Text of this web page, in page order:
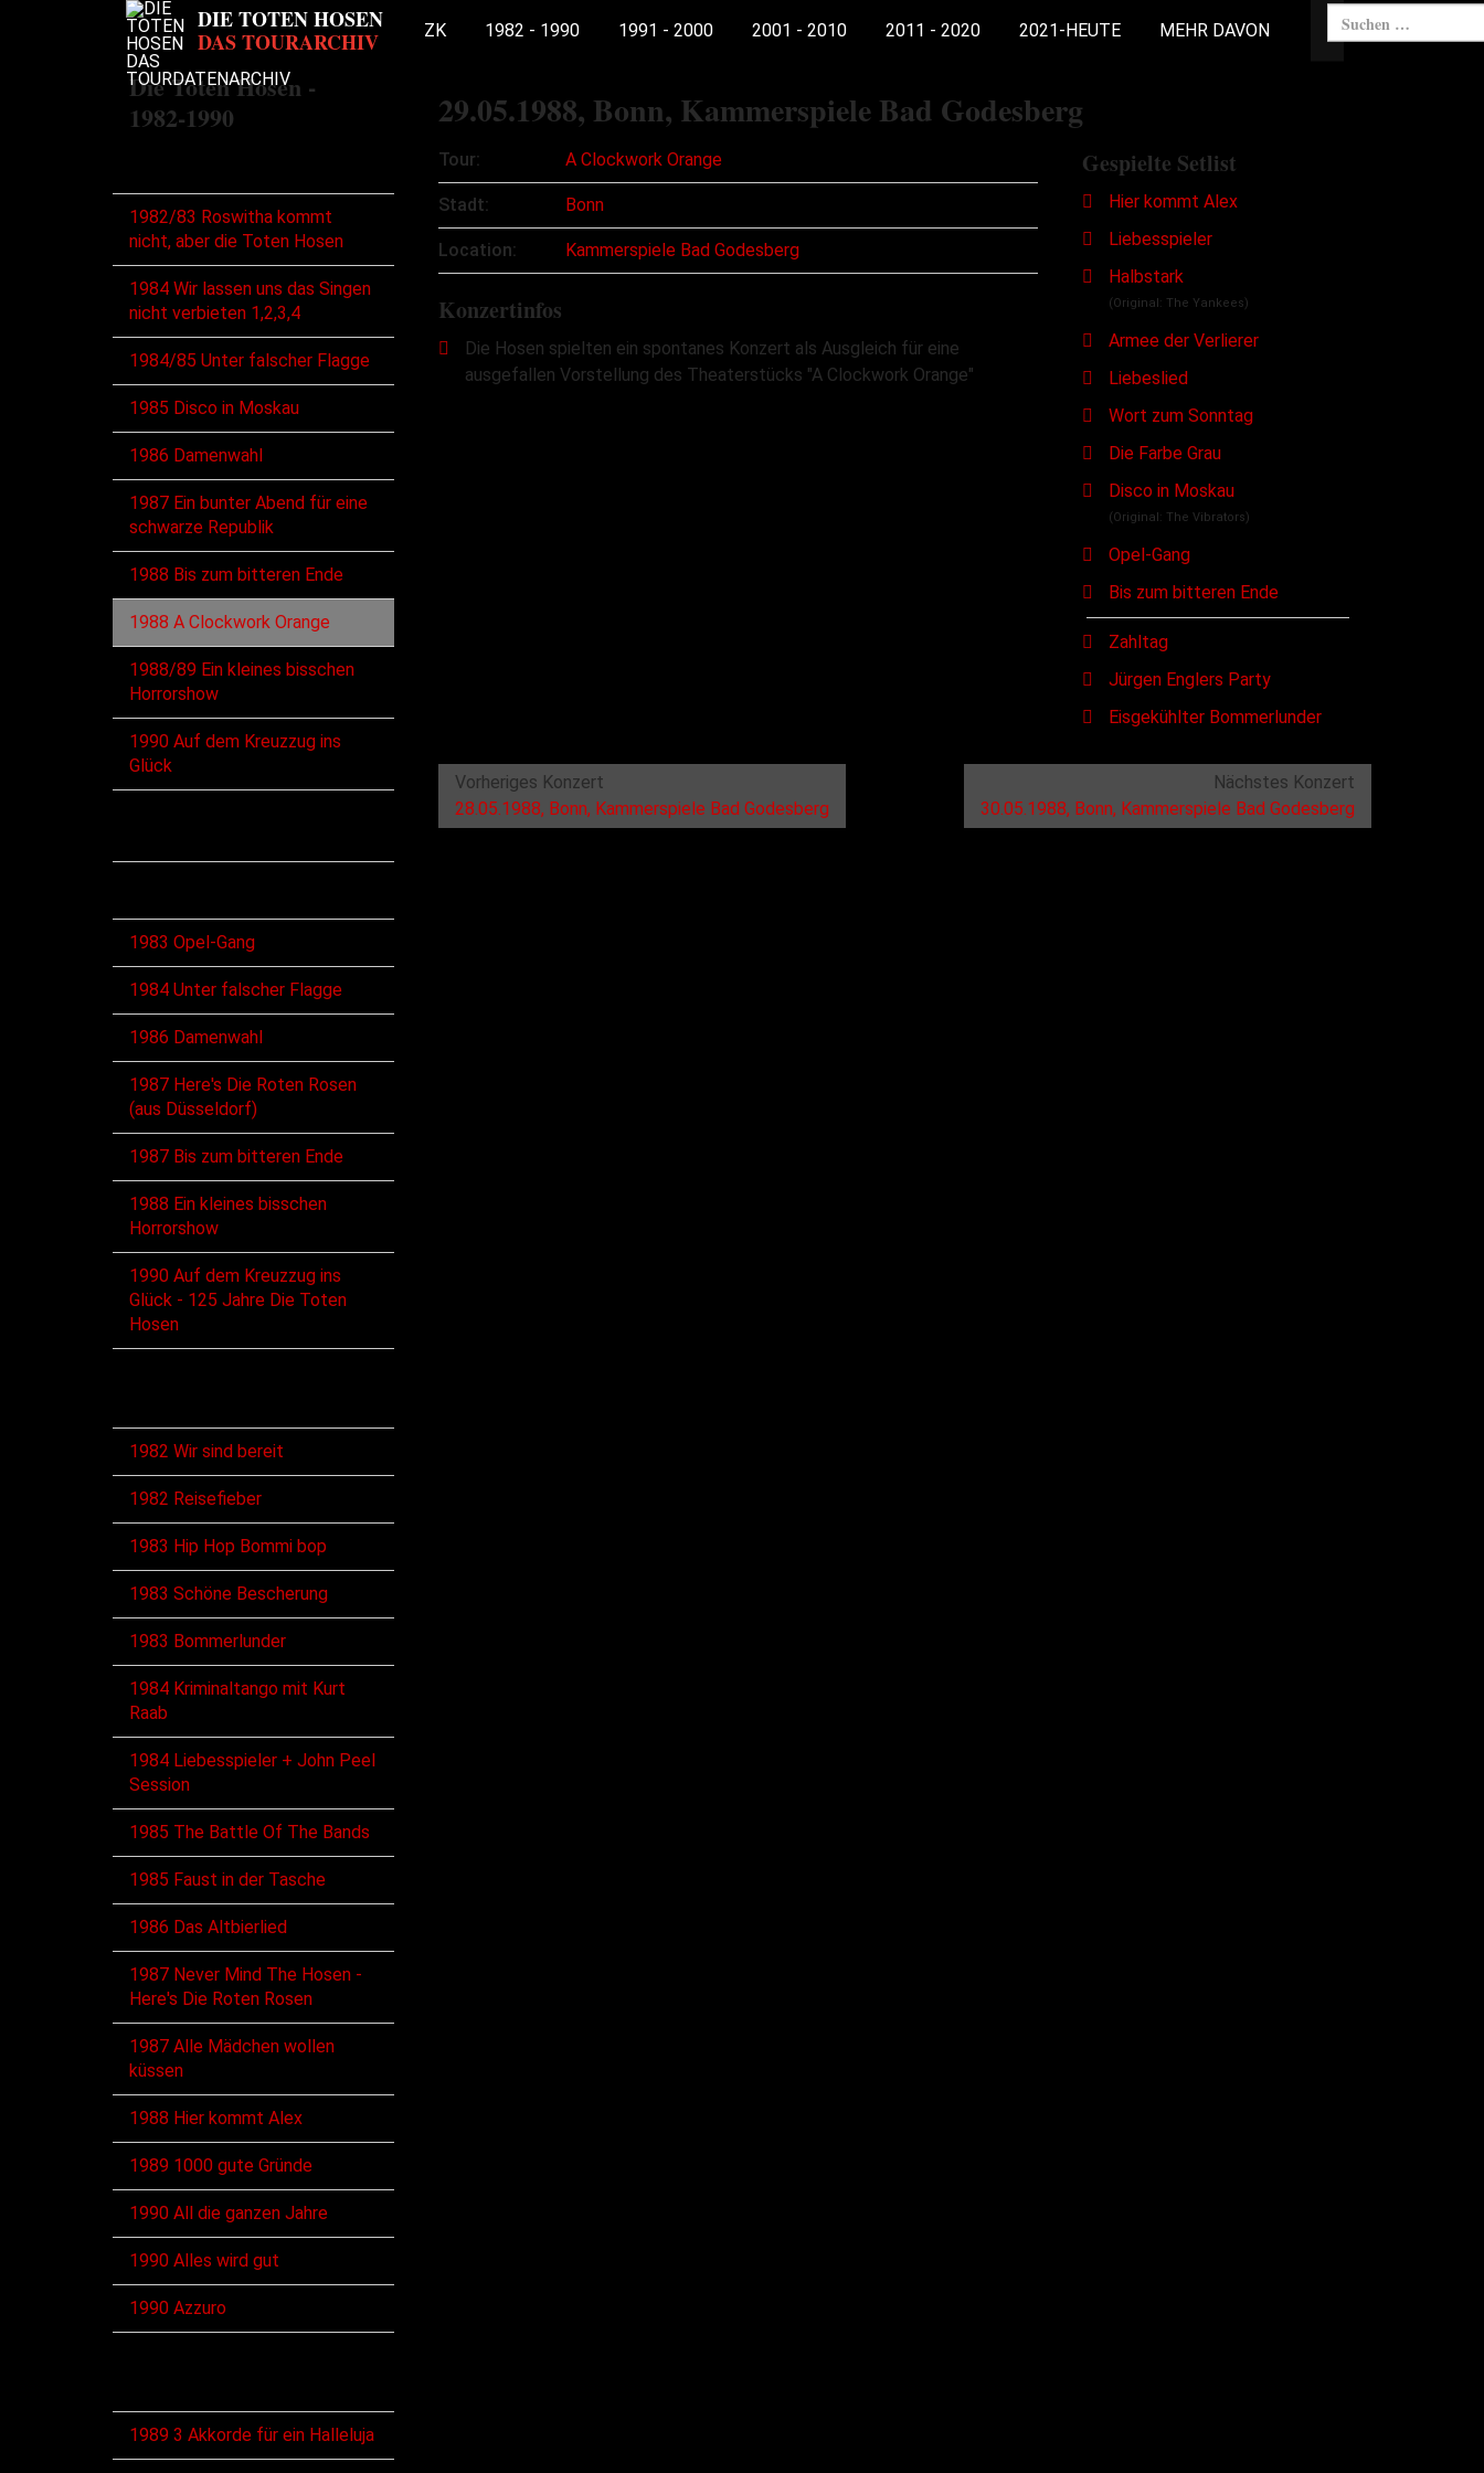
ZK 1982 - 1990 1991 - 2000 2001 - 2010 2011 - 2020 2021-HEUTE MEHR DAVON
29.05.1988, Bonn, Kammerspiele Bad Godesberg
Tour: A Clockwork Orange
Stadt: Bonn
Location: Kammerspiele Bad Godesberg
Gespielte Setlist
Hier kommt Alex
Liebesspieler
Halbstark
(Original: The Yankees)
Armee der Verlierer
Liebeslied
Wort zum Sonntag
Die Farbe Grau
Disco in Moskau
(Original: The Vibrators)
Opel-Gang
Bis zum bitteren Ende
Zahltag
Jürgen Englers Party
Eisgekühlter Bommerlunder
Konzertinfos
Die Hosen spielten ein spontanes Konzert als Ausgleich für eine
ausgefallen Vorstellung des Theaterstücks "A Clockwork Orange"
Vorheriges Konzert
28.05.1988, Bonn, Kammerspiele Bad Godesberg
Nächstes Konzert
30.05.1988, Bonn, Kammerspiele Bad Godesberg
Die Toten Hosen -
1982-1990
1982/83 Roswitha kommt
nicht, aber die Toten Hosen
1984 Wir lassen uns das Singen
nicht verbieten 1,2,3,4
1984/85 Unter falscher Flagge
1985 Disco in Moskau
1986 Damenwahl
1987 Ein bunter Abend für eine
schwarze Republik
1988 Bis zum bitteren Ende
1988 A Clockwork Orange
1988/89 Ein kleines bisschen
Horrorshow
1990 Auf dem Kreuzzug ins
Glück
1983 Opel-Gang
1984 Unter falscher Flagge
1986 Damenwahl
1987 Here's Die Roten Rosen
(aus Düsseldorf)
1987 Bis zum bitteren Ende
1988 Ein kleines bisschen
Horrorshow
1990 Auf dem Kreuzzug ins
Glück - 125 Jahre Die Toten
Hosen
1982 Wir sind bereit
1982 Reisefieber
1983 Hip Hop Bommi bop
1983 Schöne Bescherung
1983 Bommerlunder
1984 Kriminaltango mit Kurt
Raab
1984 Liebesspieler + John Peel
Session
1985 The Battle Of The Bands
1985 Faust in der Tasche
1986 Das Altbierlied
1987 Never Mind The Hosen -
Here's Die Roten Rosen
1987 Alle Mädchen wollen
küssen
1988 Hier kommt Alex
1989 1000 gute Gründe
1990 All die ganzen Jahre
1990 Alles wird gut
1990 Azzuro
1989 3 Akkorde für ein Halleluja